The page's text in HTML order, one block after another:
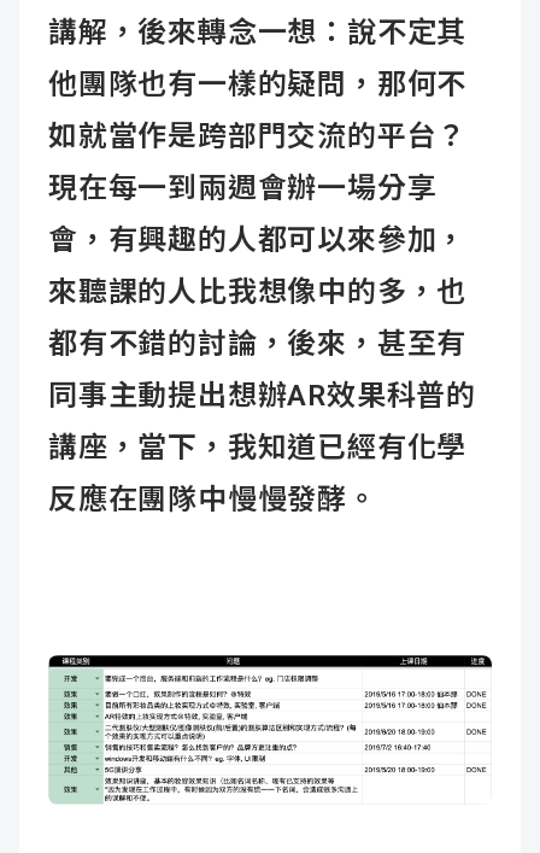
講解，後來轉念一想：說不定其
他團隊也有一樣的疑問，那何不
如就當作是跨部門交流的平台？
現在每一到兩週會辦一場分享
會，有興趣的人都可以來參加，
來聽課的人比我想像中的多，也
都有不錯的討論，後來，甚至有
同事主動提出想辦AR效果科普的
講座，當下，我知道已經有化學
反應在團隊中慢慢發酵。